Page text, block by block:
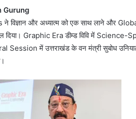
Gurung
विज्ञान और अध्यात्म को एक साथ लाने और
दिया। Graphic Era डीम्ड विवि में
Session में उत्तराखंड के वन मंत्री सुबोध